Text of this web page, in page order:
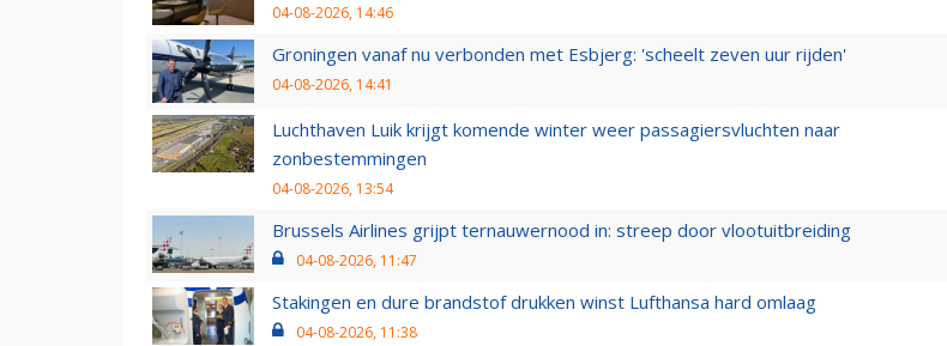
04-08-2026, 14:46
Groningen vanaf nu verbonden met Esbjerg: 'scheelt zeven uur rijden'
04-08-2026, 14:41
Luchthaven Luik krijgt komende winter weer passagiersvluchten naar
zonbestemmingen
04-08-2026, 13:54
Brussels Airlines grijpt ternauwernood in: streep door vlootuitbreiding
04-08-2026, 11:47
Stakingen en dure brandstof drukken winst Lufthansa hard omlaag
04-08-2026, 11:38